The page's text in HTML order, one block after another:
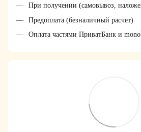
При получении (самовывоз,
Предоплата (безналичный расчет)
Оплата частями ПриватБанк и